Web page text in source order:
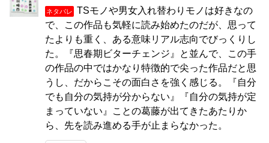
ネタバレ
TSモノや男女入れ替わりモノは好きなの
で、この作品も気軽に読み始めたのだが、思って
たよりも重く、ある意味リアル志向でびっくりし
た。『思春期ビターチェンジ』と並んで、この手
の作品の中ではかなり特徴的で尖った作品だと思
うし、だからこその面白さを強く感じる。『自分
でも自分の気持が分からない』『自分の気持が定
まっていない』ことの葛藤が出てきたあたりか
ら、先を読み進める手が止まらなかった。